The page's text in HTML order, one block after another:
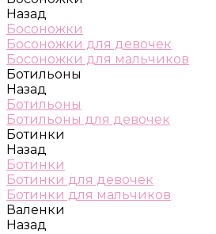
Назад
Босоножки
Босоножки для девочек
Босоножки для мальчиков
Ботильоны
Назад
Ботильоны
Ботильоны для девочек
Ботинки
Назад
Ботинки
Ботинки для девочек
Ботинки для мальчиков
Валенки
Назад